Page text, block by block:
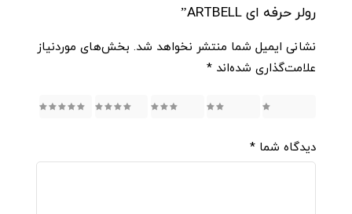
رولر حرفه ای ARTBELL”
نشانی ایمیل شما منتشر نخواهد شد. بخش‌های موردنیاز
علامت‌گذاری شده‌اند *
5
دیدگاه شما *